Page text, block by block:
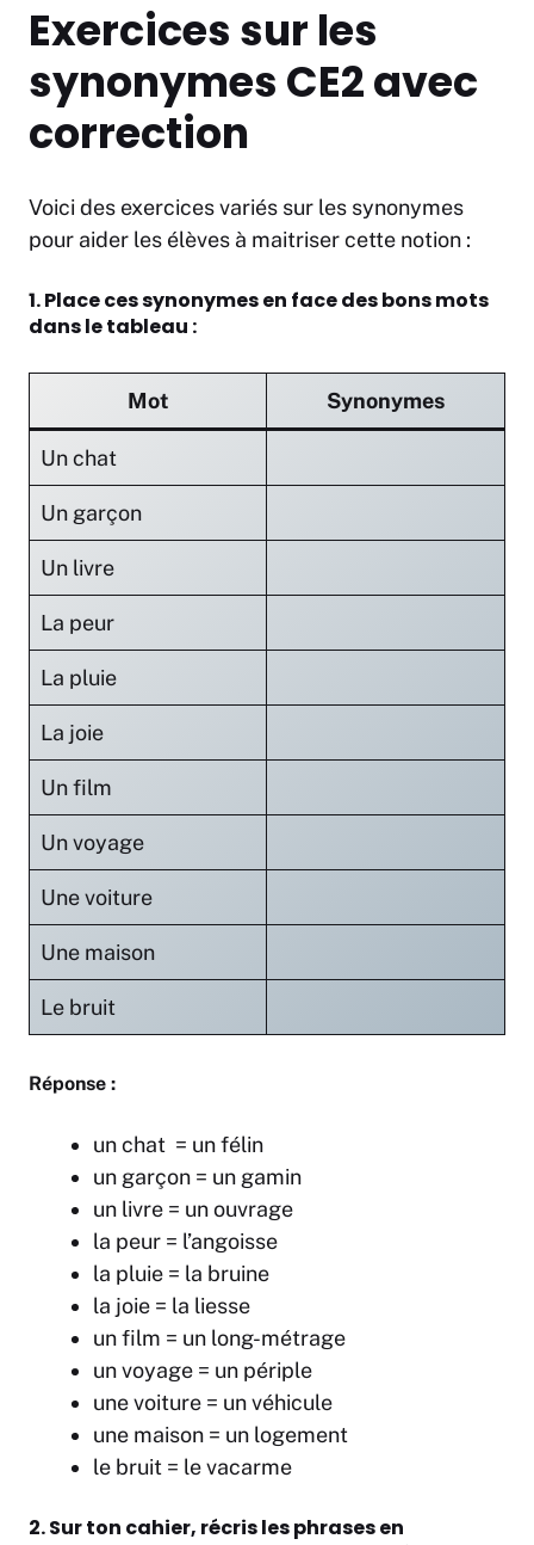
Exercices sur les
synonymes CE2 avec
correction
Voici des exercices variés sur les synonymes
pour aider les élèves à maitriser cette notion :
1. Place ces synonymes en face des bons mots
dans le tableau :
Mot Synonymes
Un chat
Un garçon
Un livre
La peur
La pluie
La joie
Un film
Un voyage
Une voiture
Une maison
Le bruit
Réponse :
un chat = un félin
un garçon = un gamin
un livre = un ouvrage
la peur = l’angoisse
la pluie = la bruine
la joie = la liesse
un film = un long-métrage
un voyage = un périple
une voiture = un véhicule
une maison = un logement
le bruit = le vacarme
2. Sur ton cahier, récris les phrases en